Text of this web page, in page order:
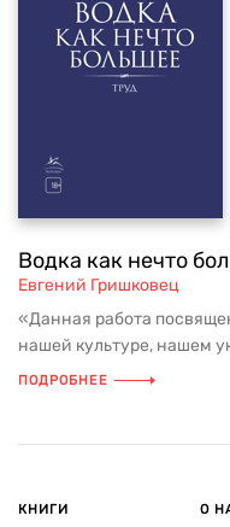
Водка как нечто
Евгений Гришковец
«Данная работа
нашей культуре, нашем
ПОДРОБНЕЕ
КНИГИ О